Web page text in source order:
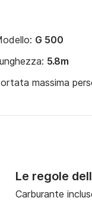
G 500
5.8m
massima
Le regole
Carburante